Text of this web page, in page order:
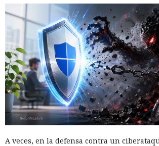
A veces, en la defensa contra un